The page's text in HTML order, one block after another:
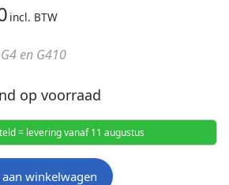
Huidige
€ 29,00.
incl. BTW
en G410
op voorraad
= levering vanaf 11 augustus
winkelwagen